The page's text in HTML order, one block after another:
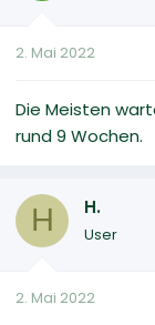
2. Mai 2022
Die Meisten
rund 9 Wochen.
H H.
User
2. Mai 2022